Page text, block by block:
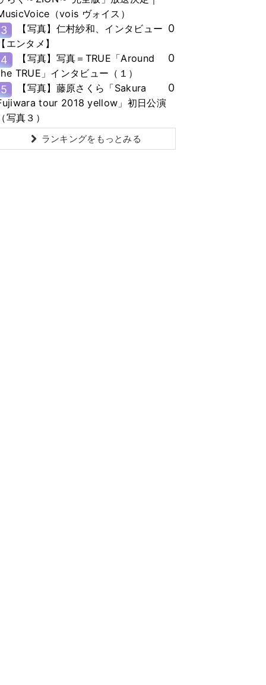
（vois ヴォイス）
3
【写真】仁村紗和、インタビュー
エンタメ】
0
4
【写真】写真＝TRUE「Around
TRUE」インタビュー（１）
0
5
【写真】藤原さくら「Sakura
tour 2018 yellow」初日公演
写真３）
0
ランキングをもっとみる